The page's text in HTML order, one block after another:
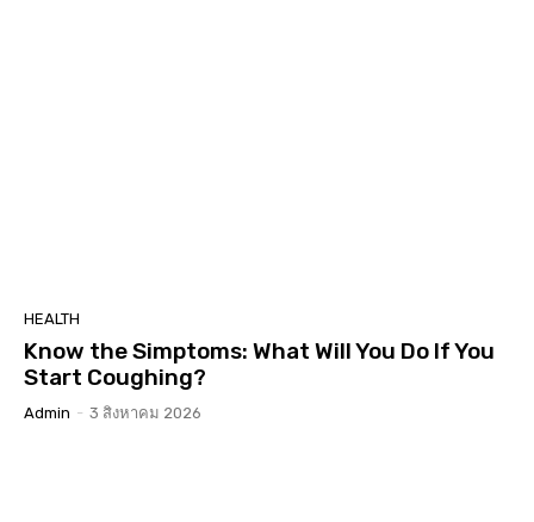
HEALTH
Know the Simptoms: What Will You Do If You
Start Coughing?
Admin - 3 สิงหาคม 2026